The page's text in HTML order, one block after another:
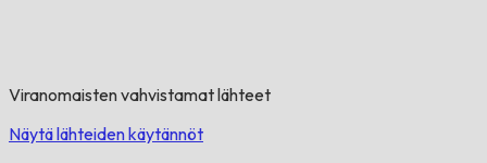
Viranomaisten vahvistamat lähteet
Näytä lähteiden käytännöt